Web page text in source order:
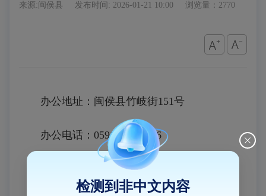
来源:闽侯县 发布时间: 2026-01-21 10:00 浏览量：2770
办公地址：闽侯县竹岐街151号
办公电话：0591-22991986
邮政编码：350107
检测到非中文内容